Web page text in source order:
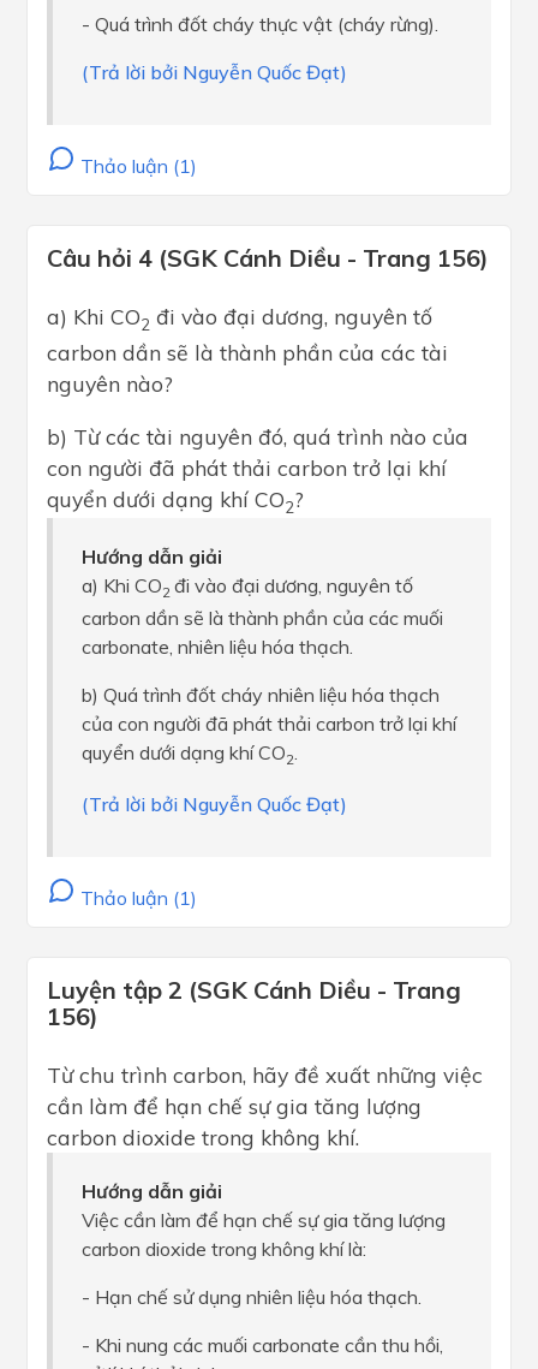
- Quá trình đốt cháy thực vật (cháy rừng).
(Trả lời bởi Nguyễn Quốc Đạt)
Thảo luận (1)
Câu hỏi 4 (SGK Cánh Diều - Trang 156)
a) Khi CO2 đi vào đại dương, nguyên tố
carbon dần sẽ là thành phần của các tài
nguyên nào?
b) Từ các tài nguyên đó, quá trình nào của
con người đã phát thải carbon trở lại khí
quyển dưới dạng khí CO2?
Hướng dẫn giải
a) Khi CO2 đi vào đại dương, nguyên tố
carbon dần sẽ là thành phần của các muối
carbonate, nhiên liệu hóa thạch.
b) Quá trình đốt cháy nhiên liệu hóa thạch
của con người đã phát thải carbon trở lại khí
quyển dưới dạng khí CO2.
(Trả lời bởi Nguyễn Quốc Đạt)
Thảo luận (1)
Luyện tập 2 (SGK Cánh Diều - Trang
156)
Từ chu trình carbon, hãy đề xuất những việc
cần làm để hạn chế sự gia tăng lượng
carbon dioxide trong không khí.
Hướng dẫn giải
Việc cần làm để hạn chế sự gia tăng lượng
carbon dioxide trong không khí là:
- Hạn chế sử dụng nhiên liệu hóa thạch.
- Khi nung các muối carbonate cần thu hồi,